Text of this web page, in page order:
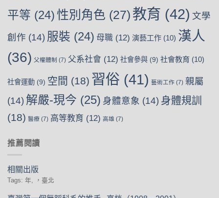
平等 (24) 性別角色 (27) 教育 (42) 文學
創作 (14) 服裝 (24) 母職 (12) 演藝工作 (10) 漢人
(36) 父權體制 (7) 父系社會 (12) 社會參與 (9) 社會教育 (10)
社會運動 (9) 空間 (18) 習俗 (41) 藝術工作 (7) 親屬
(14) 解嚴-現今 (25) 身體意象 (14) 身體規訓
(18) 醫療 (7) 高等教育 (12) 高雄 (7)
推薦閱讀
相關出版
Tags: 年, ，臺北